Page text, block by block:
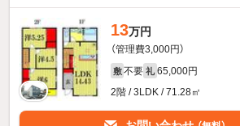
13万円
（管理費3,000円）
敷 不要 礼 65,000円
2階 / 3LDK / 71.28㎡